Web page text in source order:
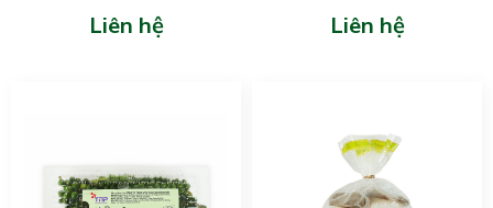
Liên hệ
Liên hệ